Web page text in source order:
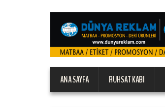
ANA SAYFA RUHSAT KABI